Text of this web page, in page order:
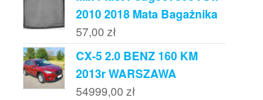
2010 2018 Mata Bagażnika
57,00 zł
CX-5 2.0 BENZ 160 KM
2013r WARSZAWA
54999,00 zł